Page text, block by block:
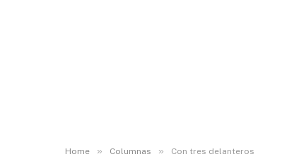
Home » Columnas » Con tres delanteros